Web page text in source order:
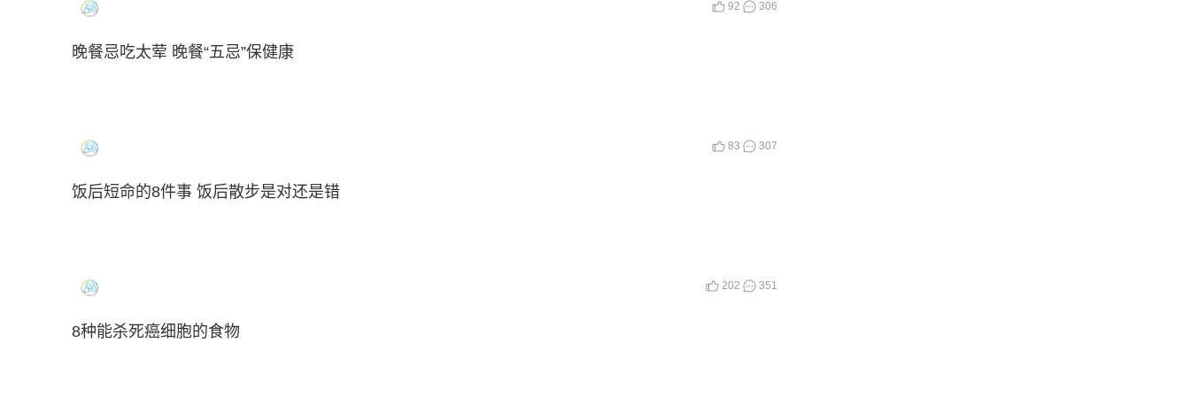
92 306
晚餐忌吃太荤 晚餐“五忌”保健康
83 307
饭后短命的8件事 饭后散步是对还是错
202 351
8种能杀死癌细胞的食物